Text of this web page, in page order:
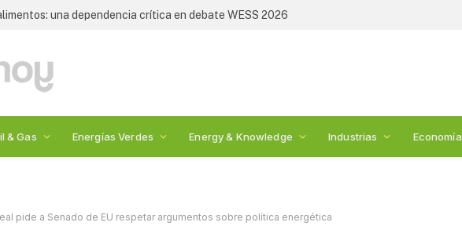
Mena anuncia su salida de Sempra Infraestructura
& Gas Energías Verdes Energy & Knowledge Industrias Economía
pide a Senado de EU respetar argumentos sobre política energética